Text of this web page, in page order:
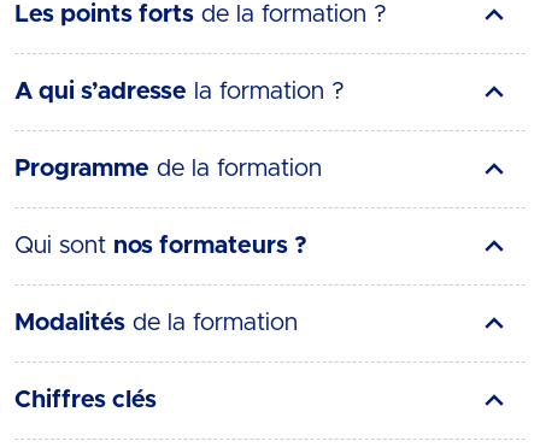
Les points forts de la formation ?
A qui s’adresse la formation ?
Programme de la formation
Qui sont nos formateurs ?
Modalités de la formation
Chiffres clés